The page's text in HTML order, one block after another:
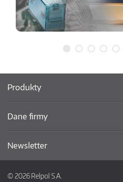
Produkty
Dane firmy
Newsletter
© 2026 Relpol S.A.